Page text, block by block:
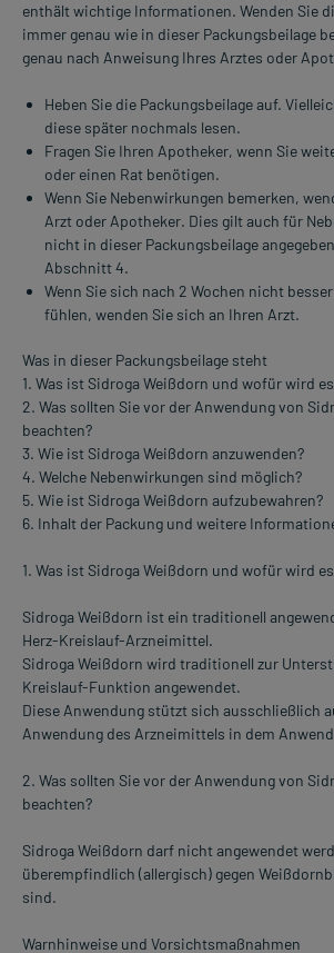
enthält wichtige Informationen. Wenden Sie
immer genau wie in dieser Packungsbeilage
genau nach Anweisung Ihres Arztes oder
Heben Sie die Packungsbeilage auf.
diese später nochmals lesen.
Fragen Sie Ihren Apotheker, wenn Sie
oder einen Rat benötigen.
Wenn Sie Nebenwirkungen bemerken,
Arzt oder Apotheker. Dies gilt auch für
nicht in dieser Packungsbeilage
Abschnitt 4.
Wenn Sie sich nach 2 Wochen nicht
fühlen, wenden Sie sich an Ihren Arzt.
Was in dieser Packungsbeilage steht
1. Was ist Sidroga Weißdorn und wofür wird
2. Was sollten Sie vor der Anwendung von
beachten?
3. Wie ist Sidroga Weißdorn anzuwenden?
4. Welche Nebenwirkungen sind möglich?
5. Wie ist Sidroga Weißdorn aufzubewahren?
6. Inhalt der Packung und weitere
1. Was ist Sidroga Weißdorn und wofür wird
Sidroga Weißdorn ist ein traditionell
Herz-Kreislauf-Arzneimittel.
Sidroga Weißdorn wird traditionell zur
Kreislauf-Funktion angewendet.
Diese Anwendung stützt sich ausschließlich
Anwendung des Arzneimittels in dem
2. Was sollten Sie vor der Anwendung von
beachten?
Sidroga Weißdorn darf nicht angewendet
überempfindlich (allergisch) gegen
sind.
Warnhinweise und Vorsichtsmaßnahmen